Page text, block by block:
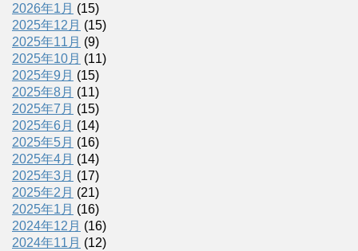
2026年1月 (15)
2025年12月 (15)
2025年11月 (9)
2025年10月 (11)
2025年9月 (15)
2025年8月 (11)
2025年7月 (15)
2025年6月 (14)
2025年5月 (16)
2025年4月 (14)
2025年3月 (17)
2025年2月 (21)
2025年1月 (16)
2024年12月 (16)
2024年11月 (12)